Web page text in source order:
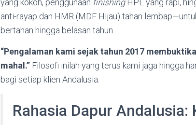
yang kokoh, penggunaan finishingHPL yang rapi,
anti-rayap dan HMR (MDF Hijau) tahan
bertahan hingga belasan tahun.
“Pengalaman kami sejak tahun 2017
mahal.” Filosofi inilah yang terus kami jaga hingga
bagi setiap klien Andalusia.
Rahasia Dapur Andalusia: